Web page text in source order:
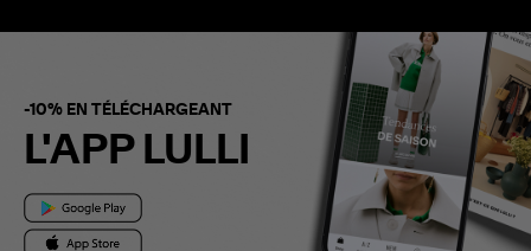
-10% EN TÉLÉCHARGEANT
L'APP LULLI